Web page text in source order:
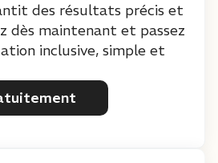
des résultats précis et
dès maintenant et passez
inclusive, simple et